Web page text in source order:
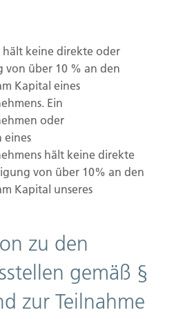
sowie dieser
benutzen, werden
Daten erhoben.
sind Daten, mit denen Sie
können. Die
erläutert, welche
wofür wir sie nutzen. Sie
welchem Zweck das
die Datenübertragung
kann. Ein lückenloser
Zugriff durch Dritte ist
keine direkte oder
über 10 % an den
Kapital eines
Ein
oder
hält keine direkte
von über 10% an den
Kapital unseres
zu den
gemäß §
zur Teilnahme